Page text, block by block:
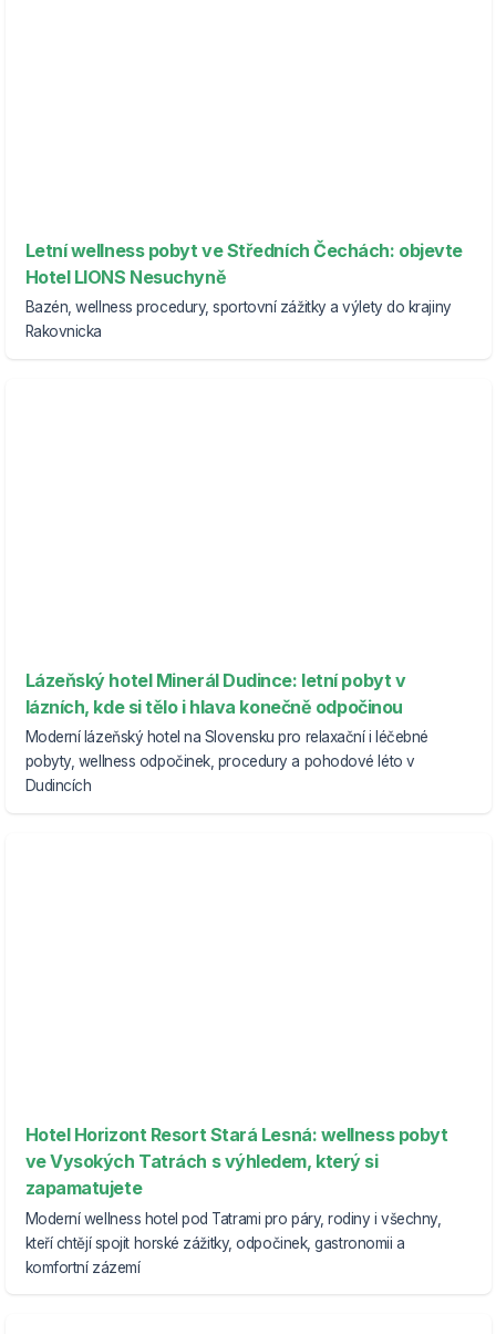
Letní wellness pobyt ve Středních Čechách: objevte
Hotel LIONS Nesuchyně
Bazén, wellness procedury, sportovní zážitky a výlety do krajiny
Rakovnicka
Lázeňský hotel Minerál Dudince: letní pobyt v
lázních, kde si tělo i hlava konečně odpočinou
Moderní lázeňský hotel na Slovensku pro relaxační i léčebné
pobyty, wellness odpočinek, procedury a pohodové léto v
Dudincích
Hotel Horizont Resort Stará Lesná: wellness pobyt
ve Vysokých Tatrách s výhledem, který si
zapamatujete
Moderní wellness hotel pod Tatrami pro páry, rodiny i všechny,
kteří chtějí spojit horské zážitky, odpočinek, gastronomii a
komfortní zázemí